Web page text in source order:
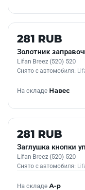
Б/У В НАЛИЧИИ
281 RUB
Золотник
Lifan Breez (520) 520
Снято с автомобиля:
На складе Навес
Б/У В НАЛИЧИИ
281 RUB
Заглушка кнопки
Lifan Breez (520) 520
Снято с автомобиля:
На складе А-р